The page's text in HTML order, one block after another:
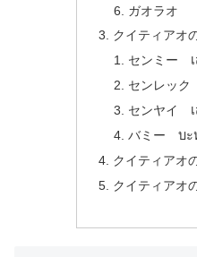
ガオラオ
クイティアオ
センミー
センレッ
センヤイ
バミー บะ
クイティアオ
クイティアオ